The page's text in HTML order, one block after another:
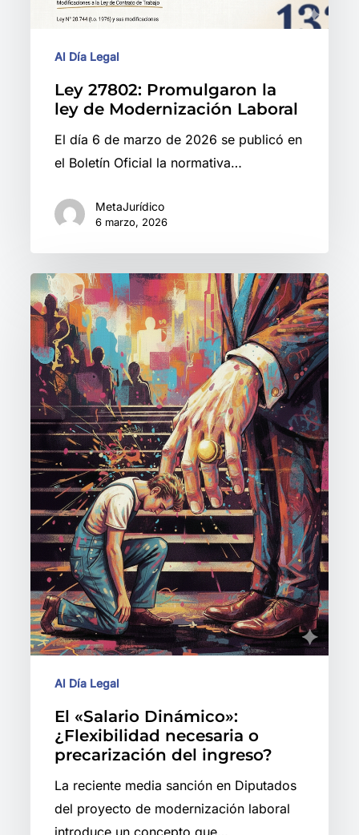
Al Día Legal
Ley 27802: Promulgaron la
ley de Modernización Laboral
El día 6 de marzo de 2026 se publicó en
el Boletín Oficial la normativa…
MetaJurídico
6 marzo, 2026
El
«Salario
Dinámico»:
¿Flexibilidad
necesaria
precarización
ingreso?
Al Día Legal
El «Salario Dinámico»:
¿Flexibilidad necesaria o
precarización del ingreso?
La reciente media sanción en Diputados
del proyecto de modernización laboral